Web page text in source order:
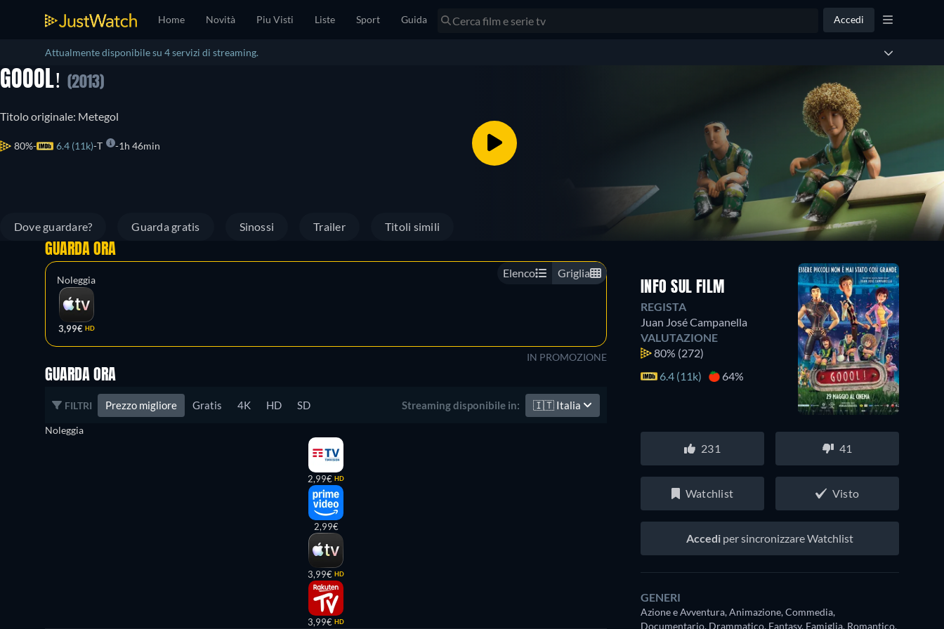
Home Novità Piu Visti Liste Sport Guida Accedi
Attualmente disponibile su 4 servizi di streaming.
GOOOL! (2013)
Titolo originale: Metegol
80% 6.4 (11k) T 1h 46min
Dove guardare? Guarda gratis Sinossi Trailer Titoli simili
Elenco Griglia
GUARDA ORA
Noleggia
3,99€ HD
IN PROMOZIONE
GUARDA ORA
FILTRI Prezzo migliore Gratis 4K HD SD Streaming disponibile in: 🇮🇹 Italia
Noleggia
2,99€ HD
2,99€
3,99€ HD
3,99€ HD
INFO SUL FILM
REGISTA
Juan José Campanella
VALUTAZIONE
80% (272)
6.4 (11k)
64%
231 41
Watchlist Visto
Accedi per sincronizzare Watchlist
GENERI
Azione e Avventura, Animazione, Commedia,
Documentario, Drammatico, Fantasy, Famiglia, Romantico,